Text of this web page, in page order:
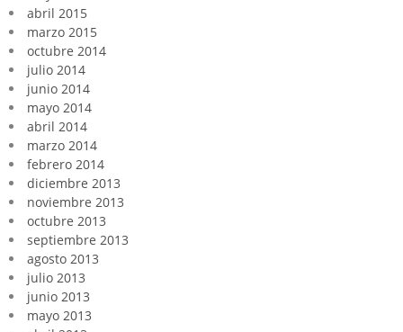
abril 2015
marzo 2015
octubre 2014
julio 2014
junio 2014
mayo 2014
abril 2014
marzo 2014
febrero 2014
diciembre 2013
noviembre 2013
octubre 2013
septiembre 2013
agosto 2013
julio 2013
junio 2013
mayo 2013